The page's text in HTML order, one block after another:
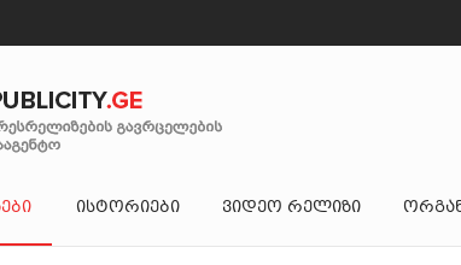
ᲘᲡᲢᲝᲠᲘᲔᲑᲘ ᲕᲘᲓᲔᲝ ᲠᲔᲚᲘᲖᲘ